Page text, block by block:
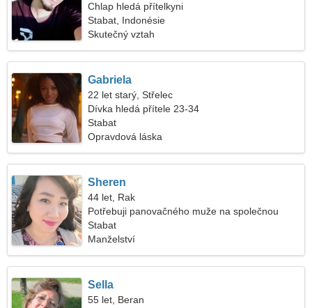
Chlap hledá přítelkyni
Stabat, Indonésie
Skutečný vztah
Gabriela
22 let starý, Střelec
Dívka hledá přítele 23-34
Stabat
Opravdová láska
Sheren
44 let, Rak
Potřebuji panovačného muže na společnou
procházku
Stabat
Manželství
Sella
55 let, Beran